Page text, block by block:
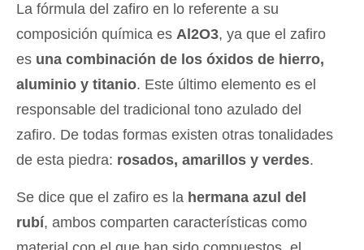
La fórmula del zafiro en lo referente a su
composición química es Al2O3, ya que el zafiro
es una combinación de los óxidos de hierro,
aluminio y titanio. Este último elemento es el
responsable del tradicional tono azulado del
zafiro. De todas formas existen otras tonalidades
de esta piedra: rosados, amarillos y verdes.
Se dice que el zafiro es la hermana azul del
rubí, ambos comparten características como